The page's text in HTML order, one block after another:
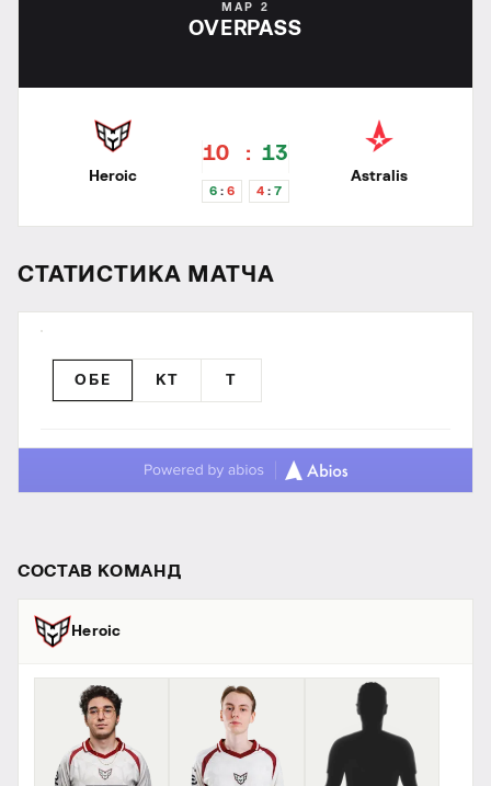
MAP 2
OVERPASS
Heroic
10 13
6 6 4 7
Astralis
СТАТИСТИКА МАТЧА
ОБЕ КТ T
СОСТАВ КОМАНД
Heroic